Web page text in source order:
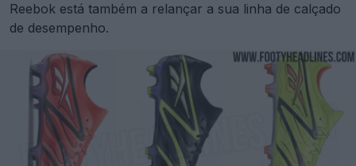
Reebok está também a relançar a sua linha de calçado
de desempenho.